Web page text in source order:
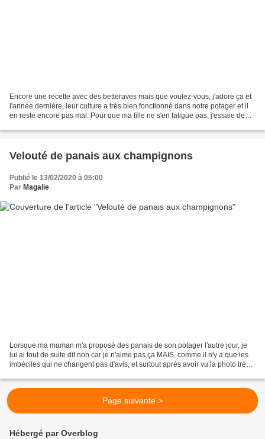
Encore une recette avec des betteraves mais que voulez-vous, j'adore ça et
l'année dernière, leur culture a très bien fonctionné dans notre potager et il
en reste encore pas mal. Pour que ma fille ne s'en fatigue pas, j'essaie de
Velouté de panais aux champignons
Publié le 13/02/2020 à 05:00
Par Magalie
Lorsque ma maman m'a proposé des panais de son potager l'autre jour, je
lui ai tout de suite dit non car je n'aime pas ça MAIS, comme il n'y a que les
imbéciles qui ne changent pas d'avis, et surtout après avoir vu la photo très
Page suivante >
Hébergé par Overblog